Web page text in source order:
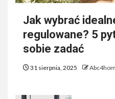
Jak wybrać
regulowane? 5
sobie zadać
31 sierpnia, 2025